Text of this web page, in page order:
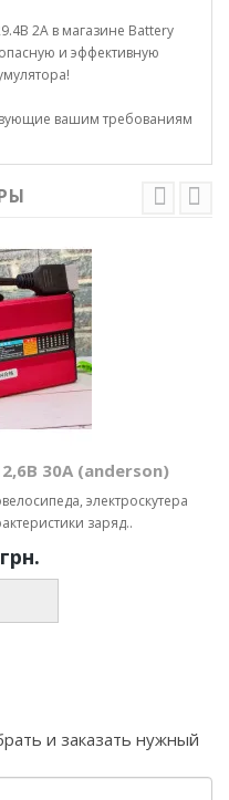
2А в магазине Battery
и эффективную
вашим требованиям
30А (anderson)
электроскутера
заряд..
и заказать нужный